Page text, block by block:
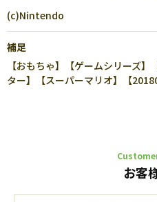
(c)Nintendo
補足
【おもちゃ】【ゲームシリーズ
ター】【スーパーマリオ】【
お客